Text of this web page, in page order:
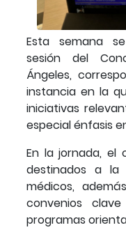
Esta semana
sesión del
Ángeles,
instancia en la
iniciativas
especial énfasis
En la jornada, el
destinados a la
médicos,
convenios
programas